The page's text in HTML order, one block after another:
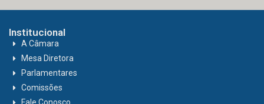
Institucional
A Câmara
Mesa Diretora
Parlamentares
Comissões